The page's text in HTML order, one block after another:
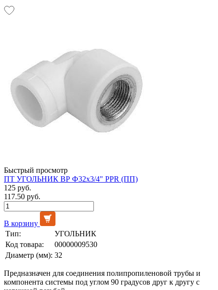
Быстрый просмотр
ПТ УГОЛЬНИК ВР Ф32х3/4" PPR (ПП)
125 руб.
117.50 руб.
В корзину
Тип:
УГОЛЬНИК
Код товара:
00000009530
Диаметр (мм): 32
Предназначен для соединения полипропиленовой трубы и
компонента системы под углом 90 градусов друг к другу с